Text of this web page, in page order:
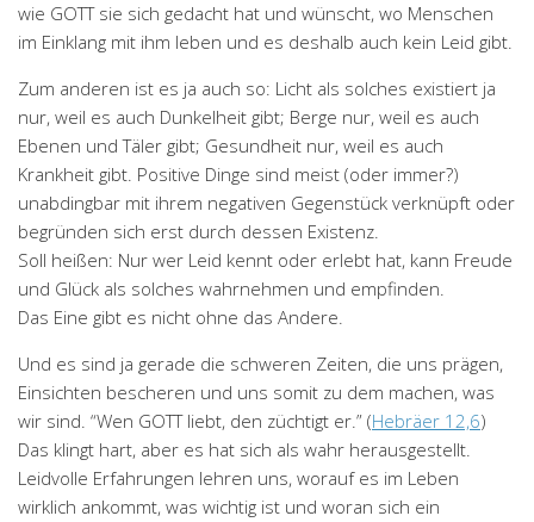
wie GOTT sie sich gedacht hat und wünscht, wo Menschen
im Einklang mit ihm leben und es deshalb auch kein Leid gibt.
Zum anderen ist es ja auch so: Licht als solches existiert ja
nur, weil es auch Dunkelheit gibt; Berge nur, weil es auch
Ebenen und Täler gibt; Gesundheit nur, weil es auch
Krankheit gibt. Positive Dinge sind meist (oder immer?)
unabdingbar mit ihrem negativen Gegenstück verknüpft oder
begründen sich erst durch dessen Existenz.
Soll heißen: Nur wer Leid kennt oder erlebt hat, kann Freude
und Glück als solches wahrnehmen und empfinden.
Das Eine gibt es nicht ohne das Andere.
Und es sind ja gerade die schweren Zeiten, die uns prägen,
Einsichten bescheren und uns somit zu dem machen, was
wir sind. “Wen GOTT liebt, den züchtigt er.” (Hebräer 12,6)
Das klingt hart, aber es hat sich als wahr herausgestellt.
Leidvolle Erfahrungen lehren uns, worauf es im Leben
wirklich ankommt, was wichtig ist und woran sich ein